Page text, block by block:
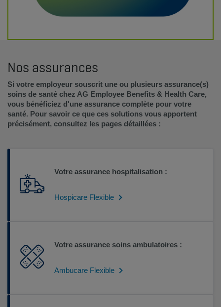
Nos assurances
Si votre employeur souscrit une ou plusieurs assurance(s)
soins de santé chez AG Employee Benefits & Health Care,
vous bénéficiez d'une assurance complète pour votre
santé. Pour savoir ce que ces solutions vous apportent
précisément, consultez les pages détaillées :
Votre assurance hospitalisation :
Hospicare Flexible
Votre assurance soins ambulatoires :
Ambucare Flexible